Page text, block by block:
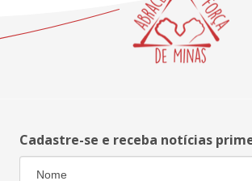
Cadastre-se e receba notícias